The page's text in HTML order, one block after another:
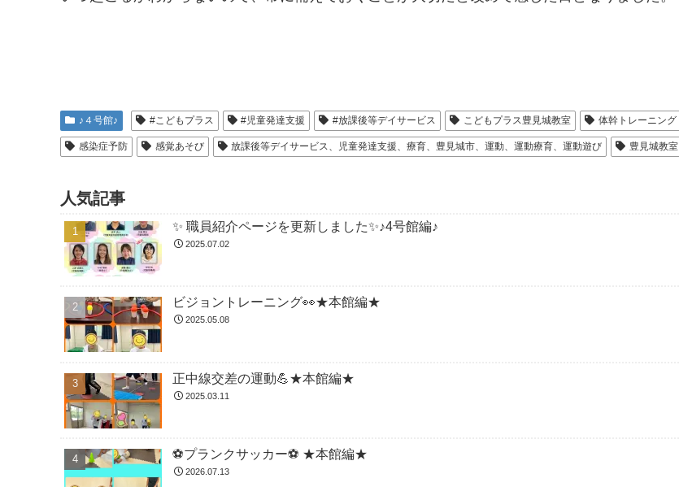
♪４号館♪ #こどもプラス #児童発達支援 #放課後等デイサービス こどもプラス豊見城教室 体幹トレーニング
感染症予防 感覚あそび 放課後等デイサービス、児童発達支援、療育、豊見城市、運動、運動療育、運動遊び 豊見城教室
人気記事
✨ 職員紹介ページを更新しました✨♪4号館編♪
2025.07.02
ビジョントレーニング👀★本館編★
2025.05.08
正中線交差の運動💪★本館編★
2025.03.11
⚽️プランクサッカー⚽️ ★本館編★
2026.07.13